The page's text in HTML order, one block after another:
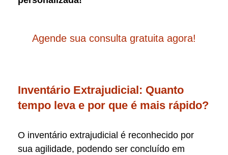
Agende sua consulta gratuita agora!
Inventário Extrajudicial: Quanto
tempo leva e por que é mais rápido?
O inventário extrajudicial é reconhecido por
sua agilidade, podendo ser concluído em